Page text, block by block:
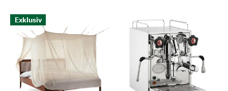
Exklusiv